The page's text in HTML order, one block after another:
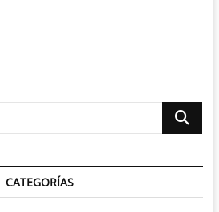
Buscar
CATEGORÍAS